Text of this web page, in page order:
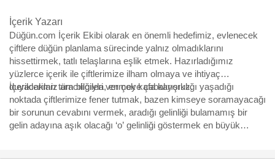
İçerik Yazarı
Düğün.com İçerik Ekibi olarak en önemli hedefimiz, evlenecek
çiftlere düğün planlama sürecinde yalnız olmadıklarını
hissettirmek, tatlı telaşlarına eşlik etmek. Hazırladığımız
yüzlerce içerik ile çiftlerimize ilham olmaya ve ihtiyaç
duyacakları tüm bilgileri vermeye çabalıyoruz.
İçeriklerimiz aracılığıyla, en çok kafa karışıklığı yaşadığı
noktada çiftlerimize fener tutmak, bazen kimseye soramayacağı
bir sorunun cevabını vermek, aradığı gelinliği bulamamış bir
gelin adayına aşık olacağı ‘o’ gelinliği göstermek en büyük